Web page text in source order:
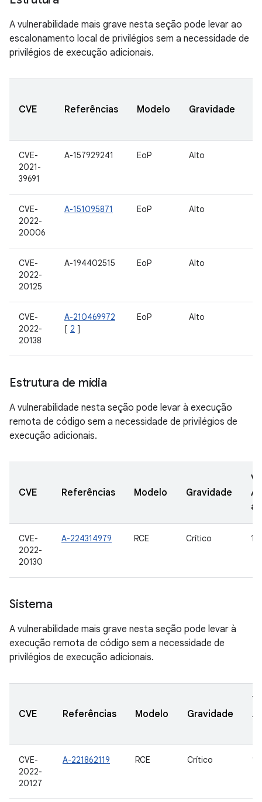
A vulnerabilidade mais grave nesta seção pode levar ao
escalonamento local de privilégios sem a necessidade de
privilégios de execução adicionais.
CVE Referências Modelo Gravidade
CVE-
2021-
39691
A-157929241 EoP Alto
CVE-
2022-
20006
A-151095871 EoP Alto
CVE-
2022-
20125
A-194402515 EoP Alto
CVE-
2022-
20138
A-210469972
[ 2 ]
EoP Alto
Estrutura de mídia
A vulnerabilidade nesta seção pode levar à execução
remota de código sem a necessidade de privilégios de
execução adicionais.
CVE Referências Modelo Gravidade
CVE-
2022-
20130
A-224314979 RCE Crítico
Sistema
A vulnerabilidade mais grave nesta seção pode levar à
execução remota de código sem a necessidade de
privilégios de execução adicionais.
CVE Referências Modelo Gravidade
CVE-
2022-
20127
A-221862119 RCE Crítico